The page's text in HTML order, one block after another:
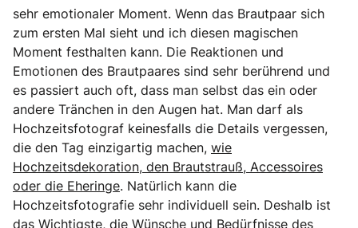
sehr emotionaler Moment. Wenn das Brautpaar sich
zum ersten Mal sieht und ich diesen magischen
Moment festhalten kann. Die Reaktionen und
Emotionen des Brautpaares sind sehr berührend und
es passiert auch oft, dass man selbst das ein oder
andere Tränchen in den Augen hat. Man darf als
Hochzeitsfotograf keinesfalls die Details vergessen,
die den Tag einzigartig machen, wie
Hochzeitsdekoration, den Brautstrauß, Accessoires
oder die Eheringe. Natürlich kann die
Hochzeitsfotografie sehr individuell sein. Deshalb ist
das Wichtigste, die Wünsche und Bedürfnisse des